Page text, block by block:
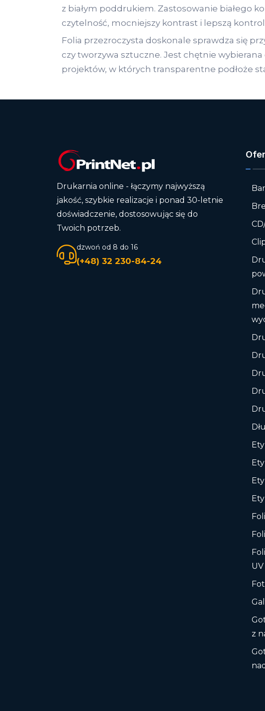
z białym poddrukiem. Zastosowanie białego
czytelność, mocniejszy kontrast i lepszą
Folia przezroczysta doskonale sprawdza się
czy tworzywa sztuczne. Jest chętnie
projektów, w których transparentne podłoże
Drukarnia online - łączymy najwyższą
jakość, szybkie realizacje i ponad 30-letnie
doświadczenie, dostosowując się do
Twoich potrzeb.
dzwoń od 8 do 16
(+48) 32 230-84-24
UV
z